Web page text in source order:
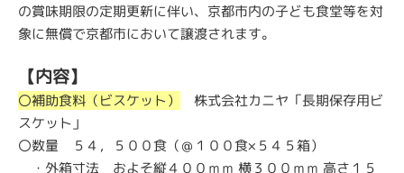
の賞味期限の定期更新に伴い、京都市内の子ども食堂等を対
象に無償で京都市において譲渡されます。
【内容】
〇補助食料（ビスケット）
株式会社カニヤ「長期保存用ビ
スケット」
〇数量 ５４，５００食（＠１００食×５４５箱）
・外箱寸法 およそ縦４００ｍｍ 横３００ｍｍ 高さ１５